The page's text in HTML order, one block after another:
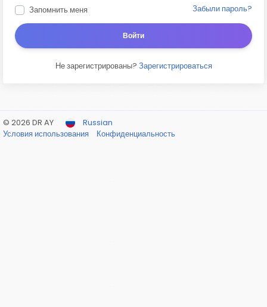
Запомнить меня Забыли пароль?
Войти
Не зарегистрированы? Зарегистрироваться
© 2026 DR AY
Russian
Условия использования
Конфиденциальность